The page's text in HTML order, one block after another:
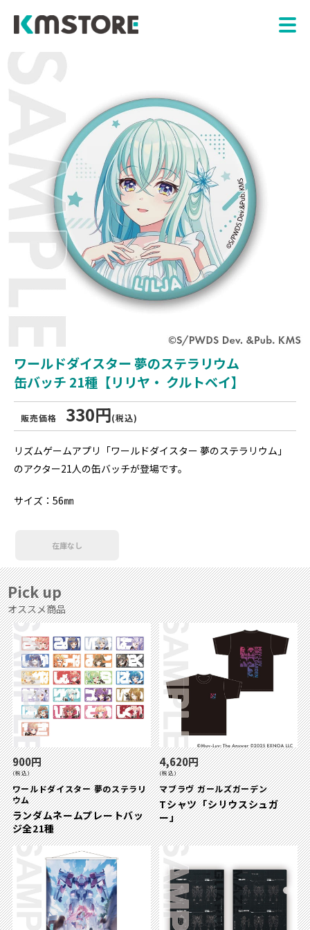
ワールドダイスター 夢のステラリウム
缶バッチ 21種【リリヤ・ クルトベイ】
販売価格 330円(税込)
リズムゲームアプリ「ワールドダイスター 夢のステラリウム」
のアクター21人の缶バッチが登場です。
サイズ：56㎜
在庫なし
Pick up
オススメ商品
900円
(税込)
ワールドダイスター 夢のステラリ
ウム
ランダムネームプレートバッ
ジ全21種
4,620円
(税込)
マブラヴ ガールズガーデン
Tシャツ「シリウスシュガ
ー」